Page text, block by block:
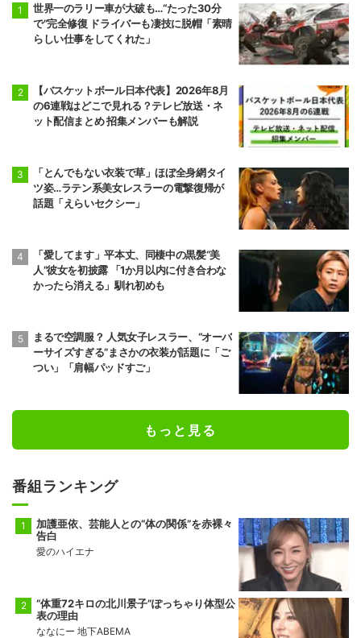
世界一のラリー車が大破も…“たった30分
で”完全修復 ドライバーも凄技に脱帽「素晴
らしい仕事をしてくれた」
【バスケットボール日本代表】2026年8月
の6連戦はどこで見れる？テレビ放送・ネ
ット配信まとめ 招集メンバーも解説
「とんでもない衣装で草」ほぼ全身網タイ
ツ姿…ラテン系美女レスラーの電撃復帰が
話題「えらいセクシー」
「愛してます」平本丈、同棲中の黒髪“美
人”彼女を初披露 「1か月以内に付き合わな
かったら消える」馴れ初めも
まるで空調服？ 人気女子レスラー、“オーバ
ーサイズすぎる”まさかの衣装が話題に「ご
つい」「肩幅パッドすご」
もっと見る
番組ランキング
加護亜依、芸能人との“体の関係”を赤裸々
告白
愛のハイエナ
“体重72キロの北川景子”ぽっちゃり体型公
表の理由
ななにー 地下ABEMA